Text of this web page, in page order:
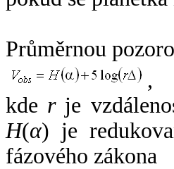
Průměrnou
,
kde rje
H(α) je
fázového zákona